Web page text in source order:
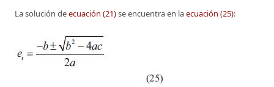
La solución deecuación (21)se encuentra en laecuación (25):